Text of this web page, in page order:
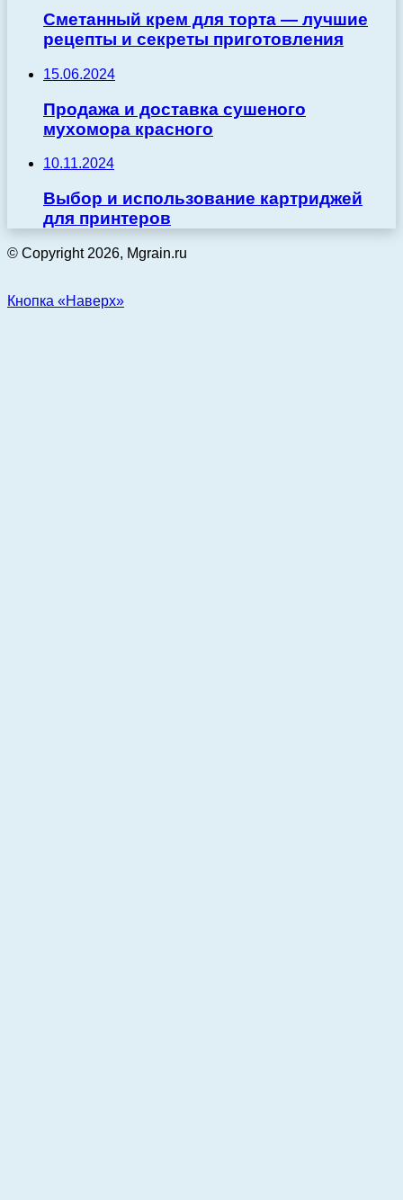
Сметанный крем для торта — лучшие
рецепты и секреты приготовления
15.06.2024
Продажа и доставка сушеного
мухомора красного
10.11.2024
Выбор и использование картриджей
для принтеров
© Copyright 2026, Mgrain.ru
Кнопка «Наверх»